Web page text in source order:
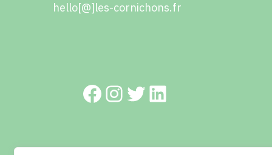
hello[@]les-cornichons.fr
Facebook
Instagram
TwitterLinkedIn